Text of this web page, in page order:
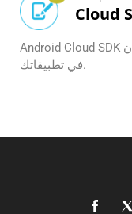
Cloud
Android Cloud SDK لتوقيع المستندات إلكترونيًا بسرعة وأمان
في تطبيقاتك.